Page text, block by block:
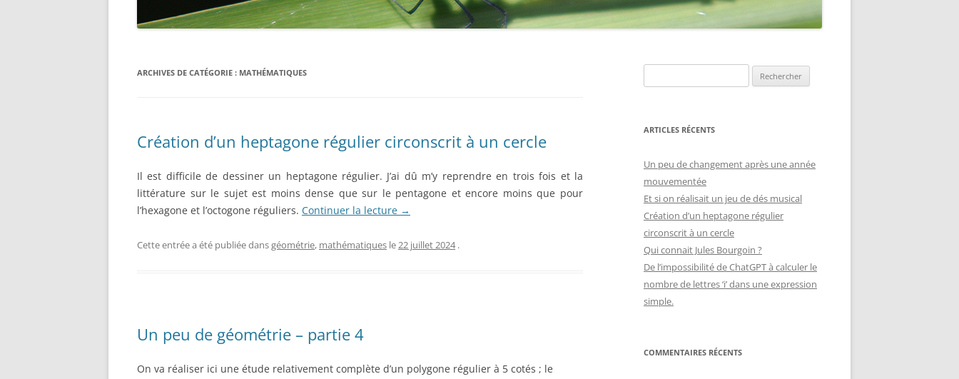
ARCHIVES DE CATÉGORIE : MATHÉMATIQUES
Création d’un heptagone régulier circonscrit à un cercle
Il est difficile de dessiner un heptagone régulier. J’ai dû m’y reprendre en trois fois et la
littérature sur le sujet est moins dense que sur le pentagone et encore moins que pour
l’hexagone et l’octogone réguliers. Continuer la lecture →
Cette entrée a été publiée dansgéométrie, mathématiques le22 juillet 2024 .
Un peu de géométrie – partie 4
On va réaliser ici une étude relativement complète d’un polygone régulier à 5 cotés ; le
ARTICLES RÉCENTS
Un peu de changement après une année
mouvementée
Et si on réalisait un jeu de dés musical
Création d’un heptagone régulier
circonscrit à un cercle
Qui connait Jules Bourgoin ?
De l’impossibilité de ChatGPT à calculer le
nombre de lettres ‘i’ dans une expression
simple.
COMMENTAIRES RÉCENTS